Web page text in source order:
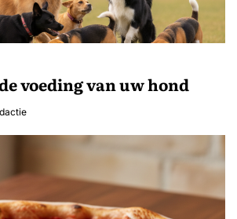
voeding van uw hond